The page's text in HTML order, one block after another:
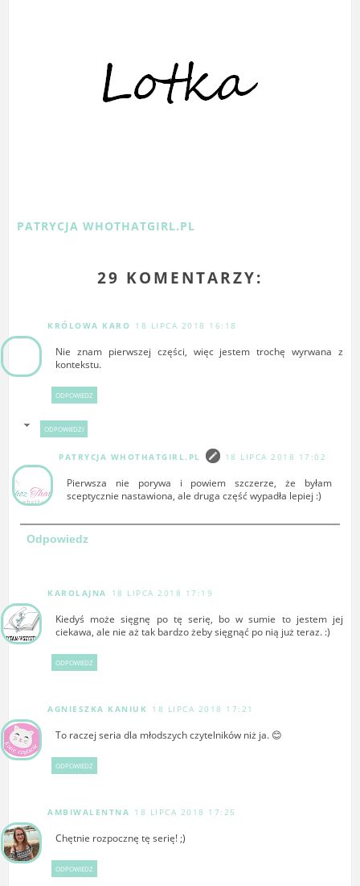
PATRYCJA WHOTHATGIRL.PL
29 KOMENTARZY:
KRÓLOWA KARO 18 LIPCA 2018 16:18
Nie znam pierwszej części, więc jestem trochę wyrwana z
kontekstu.
ODPOWIEDZ
ODPOWIEDZI
PATRYCJA WHOTHATGIRL.PL 18 LIPCA 2018 17:02
Pierwsza nie porywa i powiem szczerze, że byłam
sceptycznie nastawiona, ale druga część wypadła lepiej :)
Odpowiedz
KAROLAJNA 18 LIPCA 2018 17:19
Kiedyś może sięgnę po tę serię, bo w sumie to jestem jej
ciekawa, ale nie aż tak bardzo żeby sięgnąć po nią już teraz. :)
ODPOWIEDZ
AGNIESZKA KANIUK 18 LIPCA 2018 17:21
To raczej seria dla młodszych czytelników niż ja. 😊
ODPOWIEDZ
AMBIWALENTNA 18 LIPCA 2018 17:25
Chętnie rozpocznę tę serię! ;)
ODPOWIEDZ